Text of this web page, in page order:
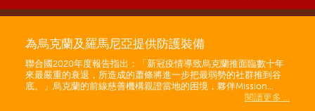
為烏克蘭及羅馬尼亞提供防護裝備
聯合國2020年度報告指出：「新冠疫情導致烏克蘭推面臨數十年
來最嚴重的衰退，所造成的蕭條將進一步把最弱勢的社群推到谷
底。」烏克蘭的前線慈善機構親證當地的困境，夥伴Mission...
閱讀更多 ...